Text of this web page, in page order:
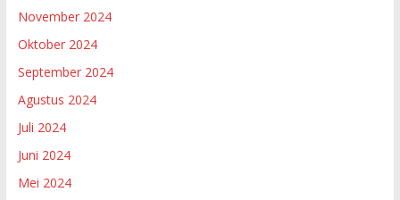
November 2024
Oktober 2024
September 2024
Agustus 2024
Juli 2024
Juni 2024
Mei 2024